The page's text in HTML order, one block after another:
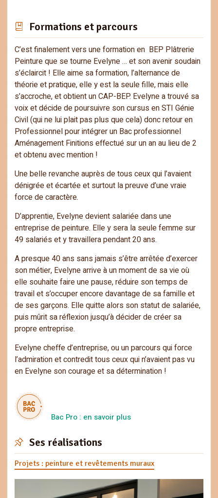
Formations et parcours
C’est finalement vers une formation en BEP Plâtrerie
Peinture que se tourne Evelyne … et son avenir soudain
s’éclaircit ! Elle aime sa formation, l’alternance de
théorie et pratique, elle y est la seule fille, mais elle
s’accroche, et obtient un CAP-BEP. Evelyne a trouvé sa
voix et décide de poursuivre son cursus en STI Génie
Civil (qui ne lui plait pas plus que cela) donc retour en
Professionnel pour intégrer un Bac professionnel
Aménagement Finitions effectué sur un an au lieu de 2
et obtenu avec mention !
Une belle revanche auprès de tous ceux qui l’avaient
dénigrée et écartée et surtout la preuve d’une vraie
force de caractère.
D’apprentie, Evelyne devient salariée dans une
entreprise de peinture. Elle y sera la seule femme sur
49 salariés et y travaillera pendant 20 ans.
A presque 40 ans sans jamais s’être arrêtée d’exercer
son métier, Evelyne arrive à un moment de sa vie où
elle souhaite faire une pause, réduire son temps de
travail et s’occuper encore davantage de sa famille et
de ses garçons. Elle quitte alors son statut de salariée,
puis mûrit sa réflexion jusqu’à décider de créer sa
propre entreprise.
Evelyne cheffe d’entreprise, ou un parcours qui force
l’admiration et contredit tous ceux qui n’avaient pas vu
en Evelyne son courage et sa détermination !
Bac Pro : en savoir plus
Ses réalisations
Projets : peinture et revêtements muraux